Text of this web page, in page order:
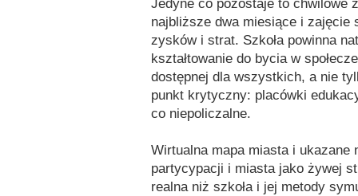
Jedyne co pozostaje to chwilowe
najbliższe dwa miesiące i zajęcie
zysków i strat. Szkoła powinna
kształtowanie do bycia w
dostępnej dla wszystkich, a nie
punkt krytyczny: placówki
co niepoliczalne.
Wirtualna mapa miasta i ukazane
partycypacji i miasta jako żywej
realna niż szkoła i jej metody